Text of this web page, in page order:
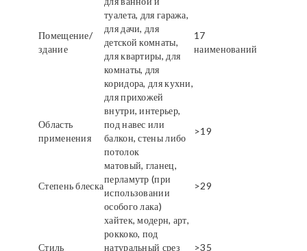
Помещение/
здание
туалета, для гаража,
для дачи, для
детской комнаты,
для квартиры, для
комнаты, для
коридора, для кухни,
для прихожей
17
наименований
Область
применения
внутри, интерьер,
под навес или
балкон, стены либо
потолок
>19
Степень блеска
матовый, гланец,
перламутр (при
использовании
особого лака)
>29
Стиль
хайтек, модерн, арт,
роккоко, под
натуральный срез
>35